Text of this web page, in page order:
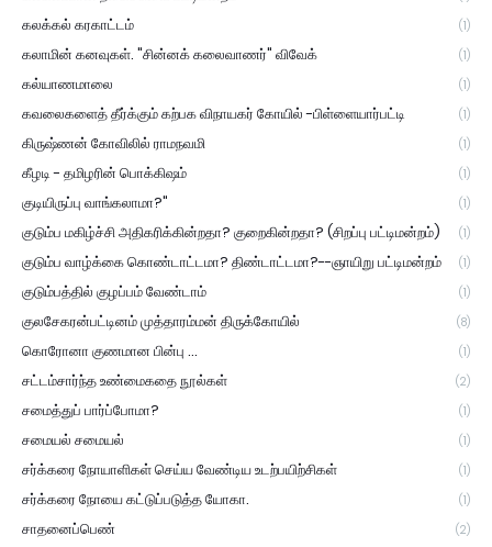
கலக்கல் கரகாட்டம் (1)
கலாமின் கனவுகள். "சின்னக் கலைவாணர்" விவேக் (1)
கல்யாணமாலை (1)
கவலைகளைத் தீர்க்கும் கற்பக விநாயகர் கோயில் -பிள்ளையார்பட்டி (1)
கிருஷ்ணன் கோவிலில் ராமநவமி (1)
கீழடி - தமிழரின் பொக்கிஷம் (1)
குடியிருப்பு வாங்கலாமா?" (1)
குடும்ப மகிழ்ச்சி அதிகரிக்கின்றதா? குறைகின்றதா? (சிறப்பு பட்டிமன்றம்) (1)
குடும்ப வாழ்க்கை கொண்டாட்டமா? திண்டாட்டமா?--ஞாயிறு பட்டிமன்றம் (1)
குடும்பத்தில் குழப்பம் வேண்டாம் (1)
குலசேகரன்பட்டினம் முத்தாரம்மன் திருக்கோயில் (8)
கொரோனா குணமான பின்பு ... (1)
சட்டம்சார்ந்த உண்மைகதை நூல்கள் (2)
சமைத்துப் பார்ப்போமா? (1)
சமையல் சமையல் (1)
சர்க்கரை நோயாளிகள் செய்ய வேண்டிய உடற்பயிற்சிகள் (1)
சர்க்கரை நோயை கட்டுப்படுத்த யோகா. (1)
சாதனைப்பெண் (2)